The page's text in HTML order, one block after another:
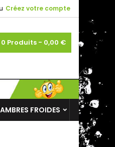
Créez votre compte
0 Produits - 0,00 €
FROIDES